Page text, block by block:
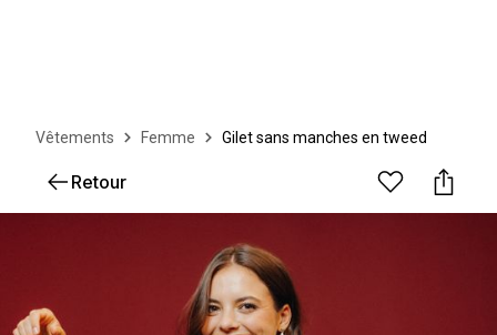
Vêtements Femme Gilet sans manches en tweed
Retour